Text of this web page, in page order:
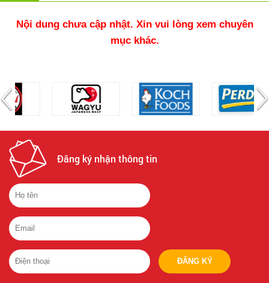
Nội dung chưa cập nhật. Xin vui lòng xem chuyên
mục khác.
Đăng ký nhận thông tin
ĐĂNG KÝ